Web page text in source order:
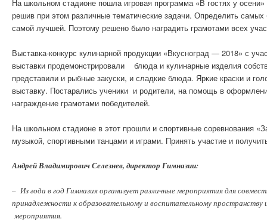
На школьном стадионе пошла игровая программа «В гостях у
решив при этом различные тематические задачи. Определить
самой лучшей. Поэтому решено было наградить грамотами всех
Выставка-конкурс кулинарной продукции «Вкусноград — 2018» с
выставки продемонстрировали блюда и кулинарные изделия
представили и рыбные закуски, и сладкие блюда. Яркие краски и
выставку. Постарались ученики и родители, на помощь в
награждение грамотами победителей.
На школьном стадионе в этот прошли и спортивные соревнования
музыкой, спортивными танцами и играми. Принять участие и
Андрей Владимирович Селезнев, директор Гимназии:
– Из года в год Гимназия организует различные мероприятия для
принадлежности к образовательному и воспитательному
мероприятия.